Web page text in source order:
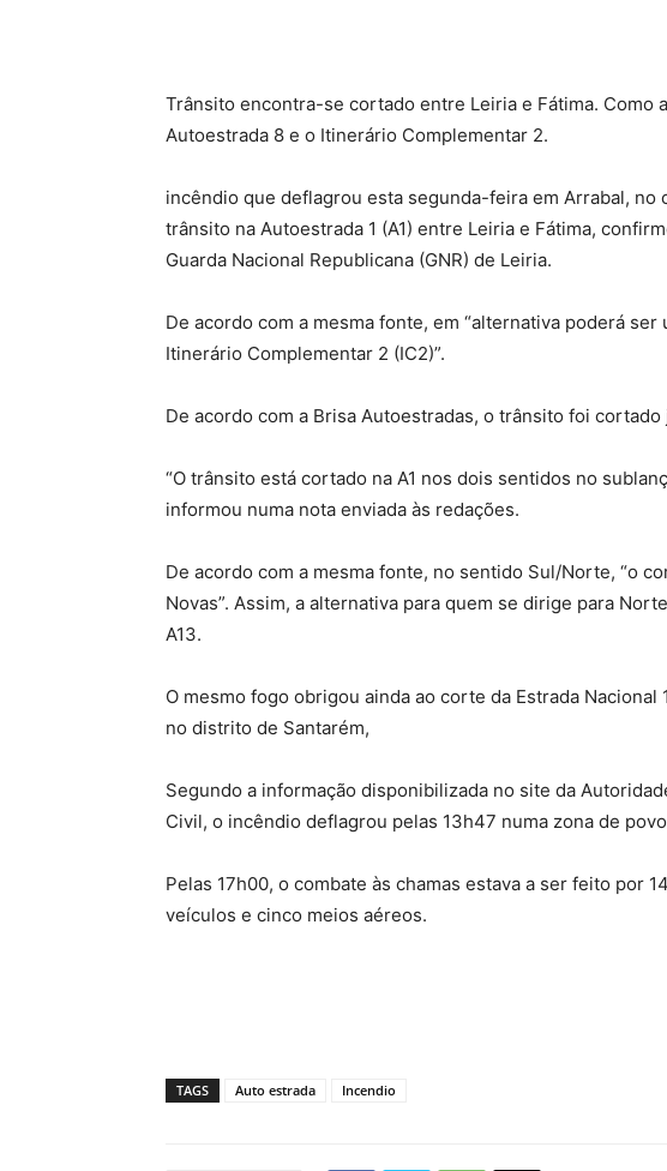
Trânsito encontra-se cortado entre Leiria e Fátima. Como
Autoestrada 8 e o Itinerário Complementar 2.
incêndio que deflagrou esta segunda-feira em Arrabal,
trânsito na Autoestrada 1 (A1) entre Leiria e Fátima,
Guarda Nacional Republicana (GNR) de Leiria.
De acordo com a mesma fonte, em “alternativa poderá
Itinerário Complementar 2 (IC2)”.
De acordo com a Brisa Autoestradas, o trânsito foi
“O trânsito está cortado na A1 nos dois sentidos no
informou numa nota enviada às redações.
De acordo com a mesma fonte, no sentido Sul/Norte, “o
Novas”. Assim, a alternativa para quem se dirige para
A13.
O mesmo fogo obrigou ainda ao corte da Estrada Nacional
no distrito de Santarém,
Segundo a informação disponibilizada no site da
Civil, o incêndio deflagrou pelas 13h47 numa zona de
Pelas 17h00, o combate às chamas estava a ser feito por
veículos e cinco meios aéreos.
TAGS Auto estrada Incendio